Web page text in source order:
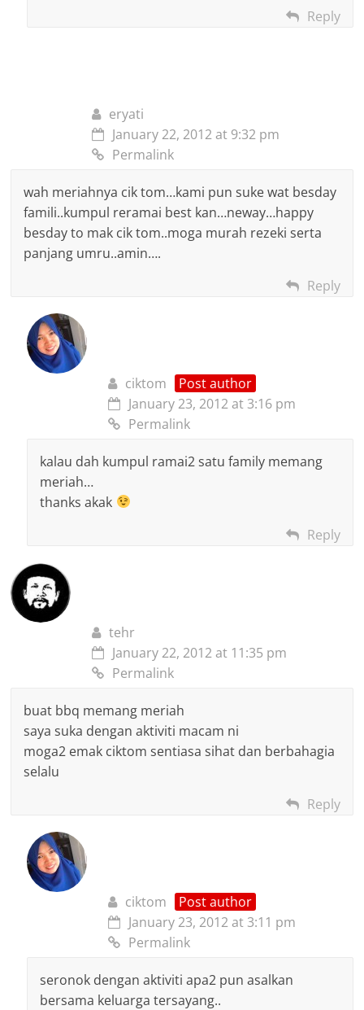
Reply
eryati
January 22, 2012 at 9:32 pm
Permalink
wah meriahnya cik tom…kami pun suke wat besday
famili..kumpul reramai best kan…neway…happy
besday to mak cik tom..moga murah rezeki serta
panjang umru..amin….
Reply
ciktom
Post author
January 23, 2012 at 3:16 pm
Permalink
kalau dah kumpul ramai2 satu family memang
meriah…
thanks akak
Reply
tehr
January 22, 2012 at 11:35 pm
Permalink
buat bbq memang meriah
saya suka dengan aktiviti macam ni
moga2 emak ciktom sentiasa sihat dan berbahagia
selalu
Reply
ciktom
Post author
January 23, 2012 at 3:11 pm
Permalink
seronok dengan aktiviti apa2 pun asalkan
bersama keluarga tersayang..